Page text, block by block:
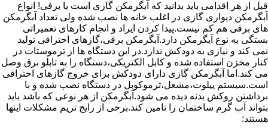
قبل از هر اقدامی باید بدانید که آبگرمکن گازی است یا برقی! انواع
آبگرمکن دیواری گازی در اغلب خانه ها نصب شده ولی تعداد آبگرمکن
های برقی هم کم نیست.پیدا کردن ایراد و انجام کارهای تعمیراتی
بستگی به نوع آبگرمکن دارد.آبگرمکن برقی،گازهای احتراقی تولید
نمی کند و نیازی به دودکش ندارد.در این دستگاه ها از ترموستات در
کنار مخزن استفاده شده و کابل الکتریکی،دستگاه را به تابلو برق وصل
می کند.اما آبگرمکن گازی دارای دودکش برای خروج گازهای احتراقی
است.سیستم پیلوت،مشعل،ترموکوبل در دستگاه نصب شده و با
برداشتن روکش بدنه دیده می شود.آبگرمکن از هر نوعی که باشد باید
بتواند آب گرم ساختمان را تامین کند.برخی از رایج تریم مشکلات اینها
هستند: